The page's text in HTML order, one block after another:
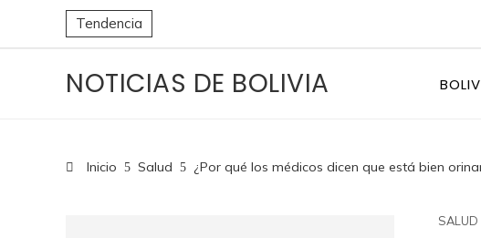
Tendencia
NOTICIAS DE BOLIVIA
Inicio Salud ¿Por qué los médicos dicen que está bien
SALUD